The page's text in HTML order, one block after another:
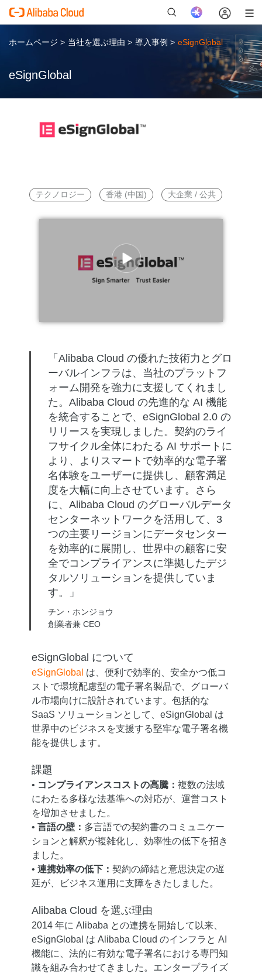
ホームページ > 当社を選ぶ理由 > 導入事例 > eSignGlobal
eSignGlobal
テクノロジー 香港 (中国) 大企業 / 公共
「Alibaba Cloud の優れた技術力とグロ
ーバルインフラは、当社のプラットフ
ォーム開発を強力に支援してくれまし
た。Alibaba Cloud の先進的な AI 機能
を統合することで、eSignGlobal 2.0 の
リリースを実現しました。契約のライ
フサイクル全体にわたる AI サポートに
より、よりスマートで効率的な電子署
名体験をユーザーに提供し、顧客満足
度を大幅に向上させています。さら
に、Alibaba Cloud のグローバルデータ
センターネットワークを活用して、3
つの主要リージョンにデータセンター
を効率的に展開し、世界中の顧客に安
全でコンプライアンスに準拠したデジ
タルソリューションを提供していま
す。」
チン・ホンジョウ
創業者兼 CEO
eSignGlobal について
eSignGlobal は、便利で効率的、安全かつ低コ
ストで環境配慮型の電子署名製品で、グローバ
ル市場向けに設計されています。包括的な
SaaS ソリューションとして、eSignGlobal は
世界中のビジネスを支援する堅牢な電子署名機
能を提供します。
課題
• コンプライアンスコストの高騰： 複数の法域
にわたる多様な法基準への対応が、運営コスト
を増加させました。
• 言語の壁： 多言語での契約書のコミュニケー
ションと解釈が複雑化し、効率性の低下を招き
ました。
• 連携効率の低下： 契約の締結と意思決定の遅
延が、ビジネス運用に支障をきたしました。
Alibaba Cloud を選ぶ理由
2014 年に Alibaba との連携を開始して以来、
eSignGlobal は Alibaba Cloud のインフラと AI
機能に、法的に有効な電子署名における専門知
識を組み合わせてきました。エンタープライズ
新